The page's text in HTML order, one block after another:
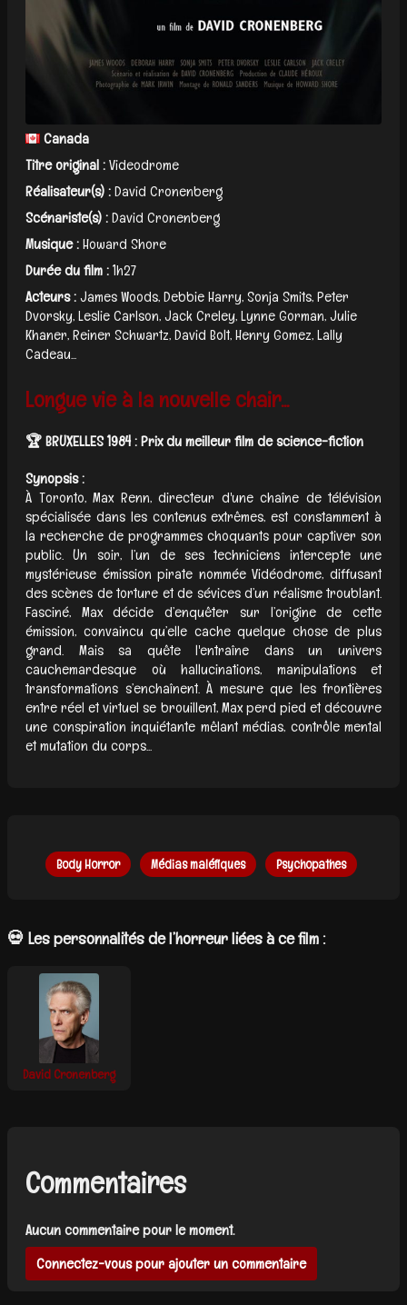
Canada
Titre original :Videodrome
Réalisateur(s) :David Cronenberg
Scénariste(s) :David Cronenberg
Musique :Howard Shore
Durée du film :1h27
Acteurs :James Woods, Debbie Harry, Sonja Smits, Peter
Dvorsky, Leslie Carlson, Jack Creley, Lynne Gorman, Julie
Khaner, Reiner Schwartz, David Bolt, Henry Gomez, Lally
Cadeau...
Longue vie à la nouvelle chair...
🏆 BRUXELLES 1984 : Prix du meilleur film de science-fiction
Synopsis :
À Toronto, Max Renn, directeur d'une chaîne de télévision
spécialisée dans les contenus extrêmes, est constamment à
la recherche de programmes choquants pour captiver son
public. Un soir, l’un de ses techniciens intercepte une
mystérieuse émission pirate nommée Vidéodrome, diffusant
des scènes de torture et de sévices d’un réalisme troublant.
Fasciné, Max décide d’enquêter sur l’origine de cette
émission, convaincu qu’elle cache quelque chose de plus
grand. Mais sa quête l'entraîne dans un univers
cauchemardesque où hallucinations, manipulations et
transformations s’enchaînent. À mesure que les frontières
entre réel et virtuel se brouillent, Max perd pied et découvre
une conspiration inquiétante mêlant médias, contrôle mental
et mutation du corps...
Body Horror Médias maléfiques Psychopathes
💀 Les personnalités de l’horreur liées à ce film :
David Cronenberg
Commentaires
Aucun commentaire pour le moment.
Connectez-vous pour ajouter un commentaire